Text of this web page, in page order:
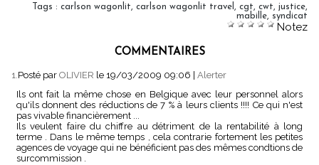
Tags : carlson wagonlit, carlson wagonlit travel , cgt, cwt, justice,
mabille, syndicat
Notez
COMMENTAIRES
1.Posté par OLIVIER le 19/03/2009 09:06
Alerter
Ils ont fait la même chose en Belgique avec leur personnel alors
qu'ils donnent des réductions de 7 % à leurs clients !!!! Ce qui n'est
pas vivable financièrement ...
Ils veulent faire du chiffre au détriment de la rentabilité à long
terme . Dans le même temps , cela contrarie fortement les petites
agences de voyage qui ne bénéficient pas des mêmes condtions de
surcommission .